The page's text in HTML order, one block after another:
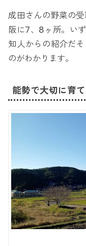
成田さんの野菜の
阪に7、8ヶ所。い
知人からの紹介だ
のがわかります。
能勢で大切に育